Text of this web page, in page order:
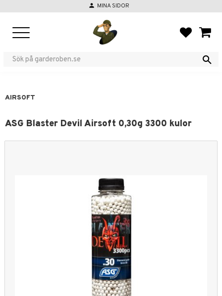
person MINA SIDOR
AIRSOFT
ASG Blaster Devil Airsoft 0,30g 3300 kulor